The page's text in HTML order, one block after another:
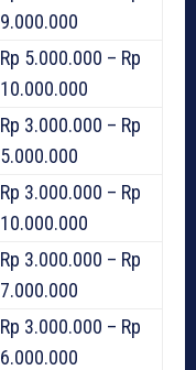
9.000.000
Rp 5.000.000 – Rp
10.000.000
Rp 3.000.000 – Rp
5.000.000
Rp 3.000.000 – Rp
10.000.000
Rp 3.000.000 – Rp
7.000.000
Rp 3.000.000 – Rp
6.000.000